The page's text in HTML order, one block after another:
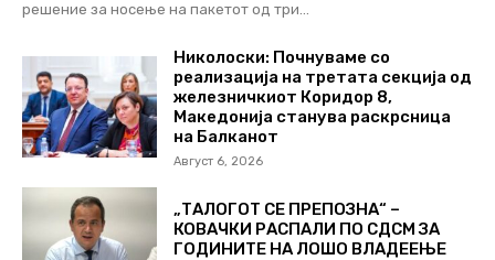
решение за носење на пакетот од три...
Николоски: Почнуваме со
реализација на третата секција од
железничкиот Коридор 8,
Македонија станува раскрсница
на Балканот
Август 6, 2026
„ТАЛОГОТ СЕ ПРЕПОЗНА“ –
КОВАЧКИ РАСПАЛИ ПО СДСМ ЗА
ГОДИНИТЕ НА ЛОШО ВЛАДЕЕЊЕ